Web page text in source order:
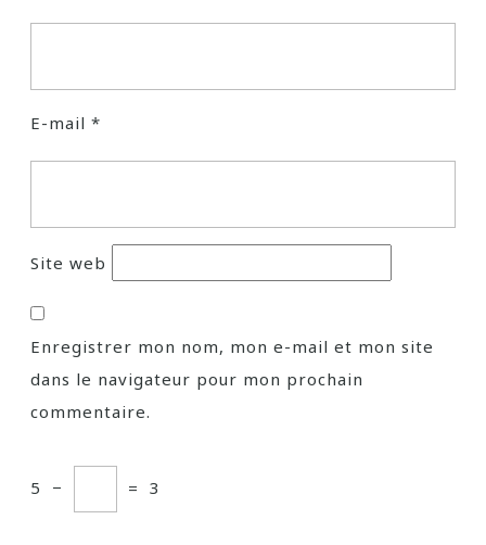
E-mail *
Site web
Enregistrer mon nom, mon e-mail et mon site
dans le navigateur pour mon prochain
commentaire.
5 − = 3